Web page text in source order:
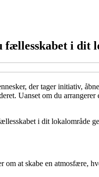
i dit
der tager initiativ,
Uanset om du
i dit lokalområde
at skabe en atmosfære,